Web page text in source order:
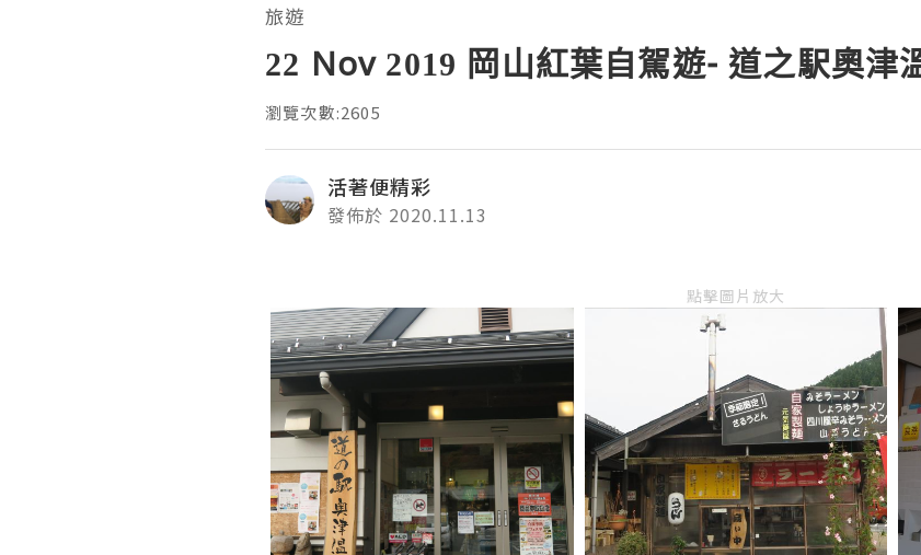
旅遊
22 Nov 2019 岡山紅葉自駕遊- 道之駅奧津
瀏覽次數:2605
活著便精彩
發佈於 2020.11.13
點擊圖片放大